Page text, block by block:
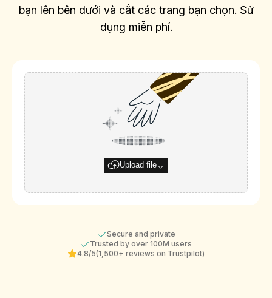
bạn lên bên dưới và cắt các trang bạn chọn. Sử
dụng miễn phí.
Upload file
Secure and private
Trusted by over 100M users
4.8/5(1,500+ reviews on Trustpilot)